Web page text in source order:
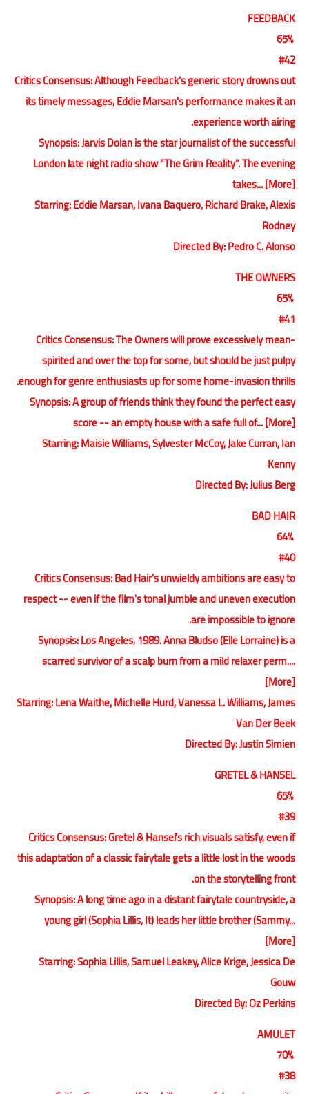
FEEDBACK
65%
#42
Critics Consensus: Although Feedback's generic story drowns out
its timely messages, Eddie Marsan's performance makes it an
experience worth airing.
Synopsis: Jarvis Dolan is the star journalist of the successful
London late night radio show "The Grim Reality". The evening
takes... [More]
Starring: Eddie Marsan, Ivana Baquero, Richard Brake, Alexis
Rodney
Directed By: Pedro C. Alonso
THE OWNERS
65%
#41
Critics Consensus: The Owners will prove excessively mean-
spirited and over the top for some, but should be just pulpy
enough for genre enthusiasts up for some home-invasion thrills.
Synopsis: A group of friends think they found the perfect easy
score -- an empty house with a safe full of... [More]
Starring: Maisie Williams, Sylvester McCoy, Jake Curran, Ian
Kenny
Directed By: Julius Berg
BAD HAIR
64%
#40
Critics Consensus: Bad Hair's unwieldy ambitions are easy to
respect -- even if the film's tonal jumble and uneven execution
are impossible to ignore.
Synopsis: Los Angeles, 1989. Anna Bludso (Elle Lorraine) is a
scarred survivor of a scalp burn from a mild relaxer perm....
[More]
Starring: Lena Waithe, Michelle Hurd, Vanessa L. Williams, James
Van Der Beek
Directed By: Justin Simien
GRETEL & HANSEL
65%
#39
Critics Consensus: Gretel & Hansel's rich visuals satisfy, even if
this adaptation of a classic fairytale gets a little lost in the woods
on the storytelling front.
Synopsis: A long time ago in a distant fairytale countryside, a
young girl (Sophia Lillis, It) leads her little brother (Sammy...
[More]
Starring: Sophia Lillis, Samuel Leakey, Alice Krige, Jessica De
Gouw
Directed By: Oz Perkins
AMULET
70%
#38